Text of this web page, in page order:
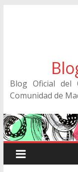
Blog Oficial del
Comunidad de